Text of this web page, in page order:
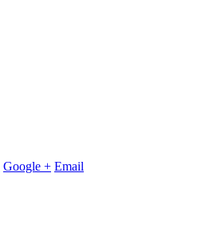
Google + Email